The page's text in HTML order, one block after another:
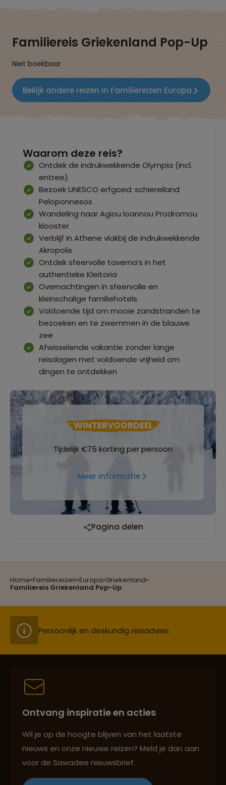
Home•Familiereizen•Europa•Griekenland•
Familiereis Griekenland Pop-Up
Familiereis Griekenland Pop-Up
Niet boekbaar
Bekijk andere reizen in Familiereizen Europa
Waarom deze reis?
Ontdek de indrukwekkende Olympia (incl.
entree)
Bezoek UNESCO erfgoed: schiereiland
Peloponnesos
Wandeling naar Agiou Ioannou Prodromou
klooster
Verblijf in Athene vlakbij de indrukwekkende
Akropolis
Ontdek sfeervolle taverna’s in het
authentieke Kleitoria
Overnachtingen in sfeervolle en
kleinschalige familiehotels
Voldoende tijd om mooie zandstranden te
bezoeken en te zwemmen in de blauwe
zee
Afwisselende vakantie zonder lange
reisdagen met voldoende vrijheid om
dingen te ontdekken
WINTERVOORDEEL
Tijdelijk €75 korting per persoon
Meer informatie
Pagina delen
Reizen met oog voor mens, cultuur en milieu
Groepsreizen mét indivuele vrijheid
Persoonlijk en deskundig reisadvies
Best beoordeelde reisroutes
Groepsreizen mét indivuele vrijheid
Ontvang inspiratie en acties
Wil je op de hoogte blijven van het laatste
nieuws en onze nieuwe reizen? Meld je dan aan
voor de Sawadee nieuwsbrief.